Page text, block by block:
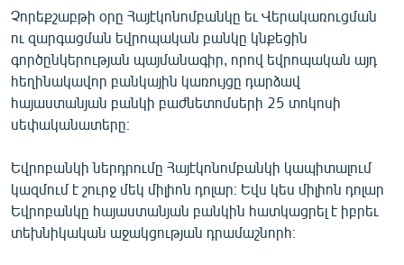
ԿՈՐՈՆԱՎԻՐՈՒՍ
ԱՐԽԻՎ
ՏԵՍԱՆՅՈՒԹԵՐ
ԲԱՆԱՎԵՃ
ՓՈԴՔԱՍԹ
Հայերեն
Չորեքշաբթի օրը Հայէկոնոմբանկը եւ Վերակառուցման
ու զարգացման եվրոպական բանկը կնքեցին
գործընկերության պայմանագիր, որով եվրոպական այդ
հեղինակավոր բանկային կառույցը դարձավ
հայաստանյան բանկի բաժնետոմսերի 25 տոկոսի
սեփականատերը։
Եվրոբանկի ներդրումը Հայէկոնոմբանկի կապիտալում
կազմում է շուրջ մեկ միլիոն դոլար։ Եվս կես միլիոն դոլար
Եվրոբանկը հայաստանյան բանկին հատկացրել է իբրեւ
տեխնիկական աջակցության դրամաշնորհ։